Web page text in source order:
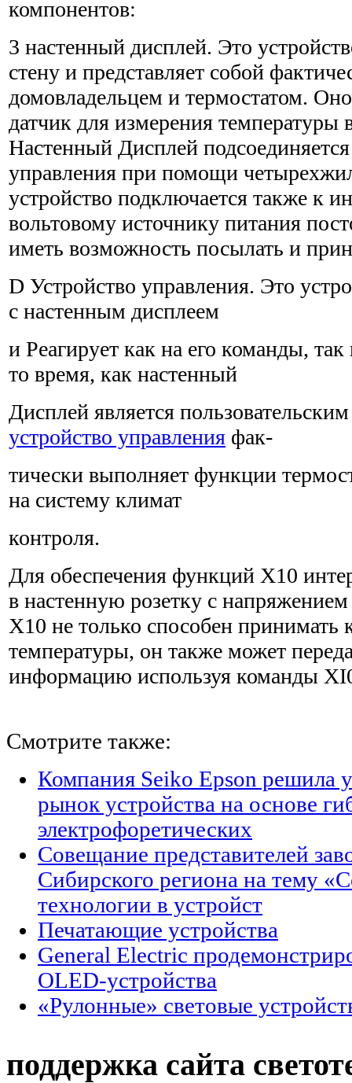
компонентов:
3 настенный дисплей. Это
стену и представляет собой
домовладельцем и термостатом.
датчик для измерения
Настенный Дисплей подсоединяется
управления при помощи
устройство подключается также к
вольтовому источнику питания
иметь возможность посылать и
D Устройство управления. Это
с настенным дисплеем
и Реагирует как на его команды,
то время, как настенный
Дисплей является
устройство управления фак-
тически выполняет функции
на систему климат
контроля.
Для обеспечения функций Х10
в настенную розетку с
Х10 не только способен
температуры, он также может
информацию используя команды
Смотрите также:
Компания Seiko Epson решила
рынок устройства на основе
электрофоретических
Совещание представителей
Сибирского региона на тему
технологии в устройст
Печатающие устройства
General Electric
OLED-устройства
«Рулонные» световые
поддержка сайта